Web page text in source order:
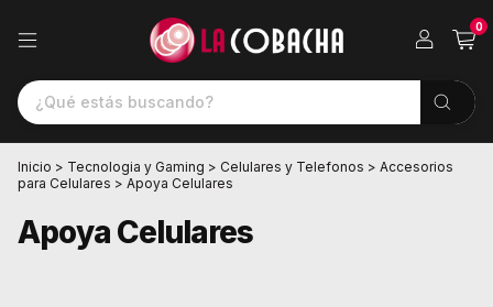
0
Inicio > Tecnologia y Gaming > Celulares y Telefonos > Accesorios
para Celulares > Apoya Celulares
Apoya Celulares